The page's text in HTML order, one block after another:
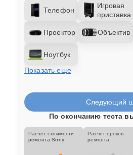
Телефон
Игровая
приставка
Проектор Объектив
Ноутбук
Показать еще
Следующий
По окончанию теста
Расчет стоимости
ремонта Sony
Расчет сроков
ремонта